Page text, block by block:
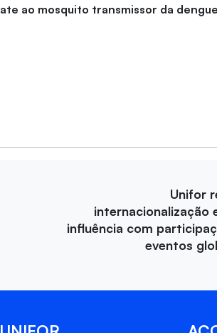
ao mosquito transmissor da
Unifor
internacionalização
influência com
eventos